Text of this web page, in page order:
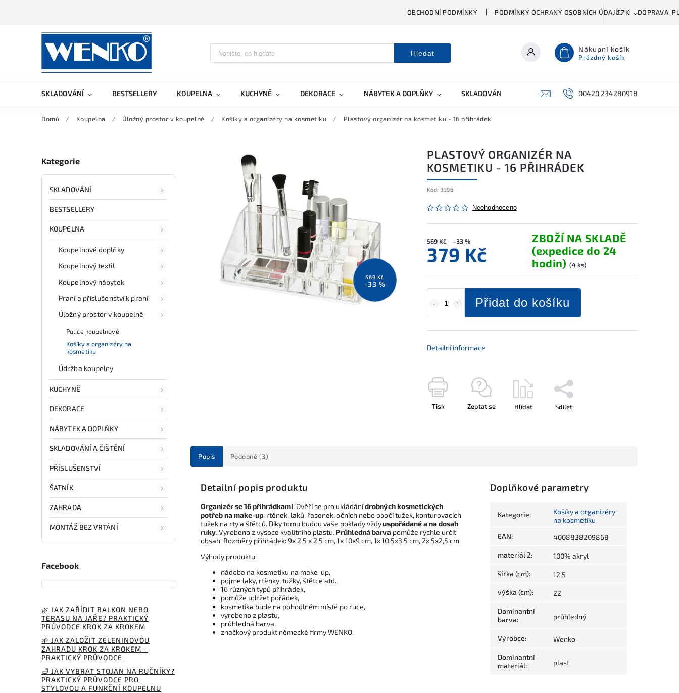
OBCHODNÍ PODMÍNKY PODMÍNKY OCHRANY OSOBNÍCH ÚDAJŮ DOPRAVA,
CZK
Hledat Nákupní košík
Prázdný košík
SKLADOVÁNÍ BESTSELLERY KOUPELNA KUCHYNĚ DEKORACE NÁBYTEK A DOPLŇKY SKLADOVÁNÍ A ČIŠTĚNÍ PŘÍSLUŠENSTVÍ
00420 234280918
Domů / Koupelna / Úložný prostor v koupelně / Košíky a organizéry na kosmetiku / Plastový organizér na kosmetiku - 16 přihrádek
Kategorie
SKLADOVÁNÍ
BESTSELLERY
KOUPELNA
Koupelnové doplňky
Koupelnový textil
Koupelnový nábytek
Praní a příslušenství k praní
Úložný prostor v koupelně
Police koupelnové
Košíky a organizéry na
kosmetiku
Údržba koupelny
KUCHYNĚ
DEKORACE
NÁBYTEK A DOPLŇKY
SKLADOVÁNÍ A ČIŠTĚNÍ
PŘÍSLUŠENSTVÍ
ŠATNÍK
ZAHRADA
MONTÁŽ BEZ VRTÁNÍ
Facebook
🌿 JAK ZAŘÍDIT BALKON NEBO
TERASU NA JAŘE? PRAKTICKÝ
PRŮVODCE KROK ZA KROKEM
🌱 JAK ZALOŽIT ZELENINOVOU
ZAHRADU KROK ZA KROKEM –
PRAKTICKÝ PRŮVODCE
🛁 JAK VYBRAT STOJAN NA RUČNÍKY?
PRAKTICKÝ PRŮVODCE PRO
STYLOVOU A FUNKČNÍ KOUPELNU
569 Kč
–33 %
PLASTOVÝ ORGANIZÉR NA
KOSMETIKU - 16 PŘIHRÁDEK
Kód: 3396
Neohodnoceno
569 Kč –33 %
379 Kč
ZBOŽÍ NA SKLADĚ
(expedice do 24
hodin) (4 ks)
Přidat do košíku
Detailní informace
Tisk Zeptat se Hlídat Sdílet
Popis Podobné (3)
Detailní popis produktu
Organizér se 16 přihrádkami. Ověří se pro ukládánídrobných kosmetických
potřeb na make-up: rtěnek, laků, řasenek, očních nebo obočí tužek, konturovacích
tužek na rty a štětců. Díky tomu budou vaše poklady vždyuspořádané a na dosah
ruky. Vyrobeno z vysoce kvalitního plastu. Průhledná barva pomůže rychle určit
obsah. Rozměry přihrádek: 9x 2,5 x 2,5 cm, 1x 10x9 cm, 1x 10,5x3,5 cm, 2x 5x2,5 cm.
Výhody produktu:
nádoba na kosmetiku na make-up,
pojme laky, rtěnky, tužky, štětce atd.,
16 různých typů přihrádek,
pomůže udržet pořádek,
kosmetika bude na pohodlném místě po ruce,
vyrobeno z plastu,
průhledná barva,
značkový produkt německé firmy WENKO.
Doplňkové parametry
Kategorie:
Košíky a organizéry
na kosmetiku
EAN: 4008838209868
materiál 2: 100% akryl
šírka (cm):: 12,5
výška (cm): 22
Dominantní
barva: průhledný
Výrobce: Wenko
Dominantní
materiál: plast